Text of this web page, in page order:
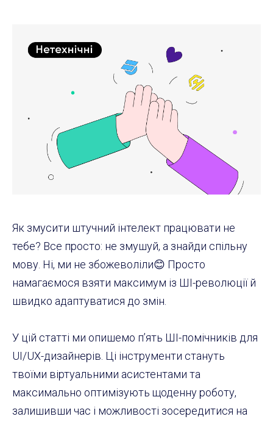
Як змусити штучний інтелект працювати не
тебе? Все просто: не змушуй, а знайди спільну
мову. Ні, ми не збожеволіли😊 Просто
намагаємося взяти максимум із ШІ-революції й
швидко адаптуватися до змін.
У цій статті ми опишемо п’ять ШІ-помічників для
UI/UX-дизайнерів. Ці інструменти стануть
твоїми віртуальними асистентами та
максимально оптимізують щоденну роботу,
залишивши час і можливості зосередитися на